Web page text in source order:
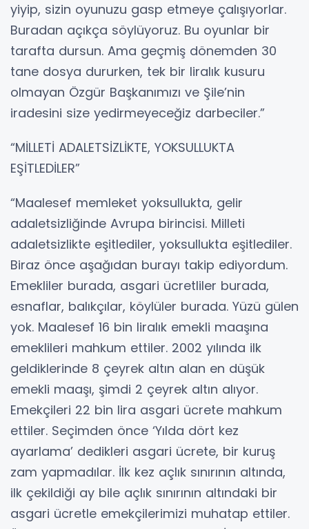
yiyip, sizin oyunuzu gasp etmeye çalışıyorlar.
Buradan açıkça söylüyoruz. Bu oyunlar bir
tarafta dursun. Ama geçmiş dönemden 30
tane dosya dururken, tek bir liralık kusuru
olmayan Özgür Başkanımızı ve Şile’nin
iradesini size yedirmeyeceğiz darbeciler.”
“MİLLETİ ADALETSİZLİKTE, YOKSULLUKTA
EŞİTLEDİLER”
“Maalesef memleket yoksullukta, gelir
adaletsizliğinde Avrupa birincisi. Milleti
adaletsizlikte eşitlediler, yoksullukta eşitlediler.
Biraz önce aşağıdan burayı takip ediyordum.
Emekliler burada, asgari ücretliler burada,
esnaflar, balıkçılar, köylüler burada. Yüzü gülen
yok. Maalesef 16 bin liralık emekli maaşına
emeklileri mahkum ettiler. 2002 yılında ilk
geldiklerinde 8 çeyrek altın alan en düşük
emekli maaşı, şimdi 2 çeyrek altın alıyor.
Emekçileri 22 bin lira asgari ücrete mahkum
ettiler. Seçimden önce ‘Yılda dört kez
ayarlama’ dedikleri asgari ücrete, bir kuruş
zam yapmadılar. İlk kez açlık sınırının altında,
ilk çekildiği ay bile açlık sınırının altındaki bir
asgari ücretle emekçilerimizi muhatap ettiler.